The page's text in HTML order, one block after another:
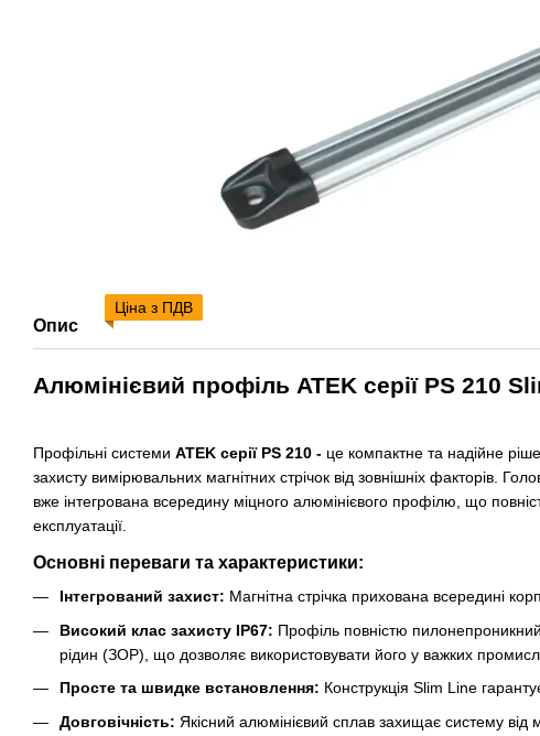
Ціна з ПДВ
Опис
Алюмінієвий профіль ATEK серії PS 210
Профільні системи ATEK серії PS 210 - це компактне та надійне
захисту вимірювальних магнітних стрічок від зовнішніх факторів.
вже інтегрована всередину міцного алюмінієвого профілю, що
експлуатації.
Основні переваги та характеристики:
Інтегрований захист: Магнітна стрічка прихована всередині
Високий клас захисту IP67: Профіль повністю
рідин (ЗОР), що дозволяє використовувати його у важких
Просте та швидке встановлення: Конструкція Slim Line
Довговічність: Якісний алюмінієвий сплав захищає систему від